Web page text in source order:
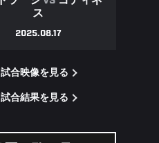
ス
2025.08.17
試合映像を見る
試合結果を見る